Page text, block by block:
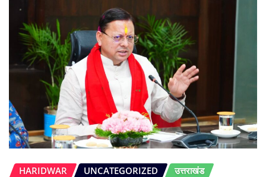
HARIDWAR UNCATEGORIZED
उत्तराखंड